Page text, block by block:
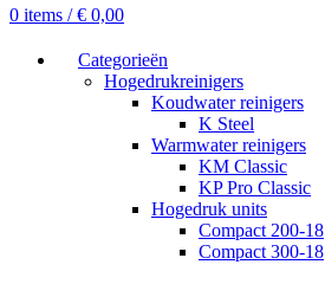
0 items / € 0,00
Categorieën
Hogedrukreinigers
Koudwater reinigers
K Steel
Warmwater reinigers
KM Classic
KP Pro Classic
Hogedruk units
Compact 200-18
Compact 300-18